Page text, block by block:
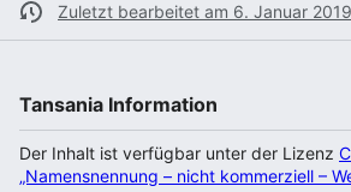
Zuletzt bearbeitet am 6. Januar
Tansania Information
Der Inhalt ist verfügbar unter der Lizenz
„Namensnennung – nicht kommerziell –